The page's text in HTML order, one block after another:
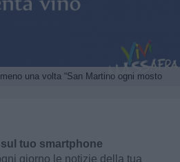
una volta “San Martino ogni mosto
tuo smartphone
giorno le notizie della tua